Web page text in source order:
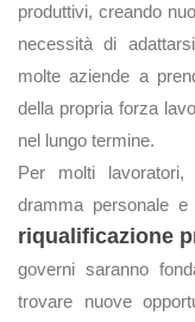
produttivi, creando
necessità di
molte aziende a
della propria forza
nel lungo termine.
Per molti lavoratori,
dramma personale
riqualificazione
governi saranno
trovare nuove